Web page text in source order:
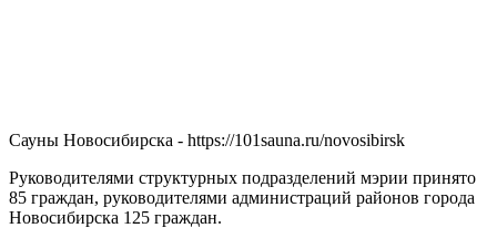
Сауны Новосибирска - https://101sauna.ru/novosibirsk
Руководителями структурных подразделений мэрии принято
85 граждан, руководителями администраций районов города
Новосибирска 125 граждан.